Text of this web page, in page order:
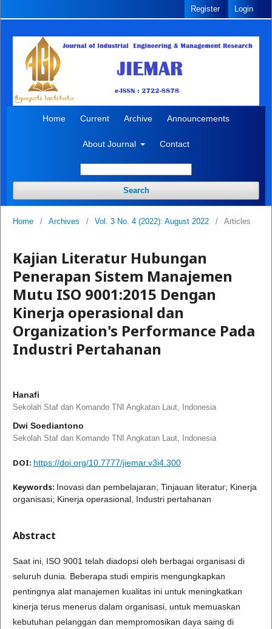
Home Current Archive Announcements
About Journal Contact
Search
Register Login
Home / Archives / Vol. 3 No. 4 (2022): August 2022 / Articles
Kajian Literatur Hubungan
Penerapan Sistem Manajemen
Mutu ISO 9001:2015 Dengan
Kinerja operasional dan
Organization's Performance Pada
Industri Pertahanan
Hanafi
Sekolah Staf dan Komando TNI Angkatan Laut, Indonesia
Dwi Soediantono
Sekolah Staf dan Komando TNI Angkatan Laut, Indonesia
DOI: https://doi.org/10.7777/jiemar.v3i4.300
Keywords: Inovasi dan pembelajaran; Tinjauan literatur; Kinerja
organisasi; Kinerja operasional, Industri pertahanan
Abstract
Saat ini, ISO 9001 telah diadopsi oleh berbagai organisasi di
seluruh dunia. Beberapa studi empiris mengungkapkan
pentingnya alat manajemen kualitas ini untuk meningkatkan
kinerja terus menerus dalam organisasi, untuk memuaskan
kebutuhan pelanggan dan mempromosikan daya saing di